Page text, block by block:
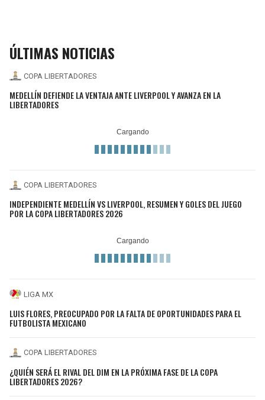
ÚLTIMAS NOTICIAS
COPA LIBERTADORES
MEDELLÍN DEFIENDE LA VENTAJA ANTE LIVERPOOL Y AVANZA EN LA
LIBERTADORES
COPA LIBERTADORES
INDEPENDIENTE MEDELLÍN VS LIVERPOOL, RESUMEN Y GOLES DEL JUEGO
POR LA COPA LIBERTADORES 2026
LIGA MX
LUIS FLORES, PREOCUPADO POR LA FALTA DE OPORTUNIDADES PARA EL
FUTBOLISTA MEXICANO
COPA LIBERTADORES
¿QUIÉN SERÁ EL RIVAL DEL DIM EN LA PRÓXIMA FASE DE LA COPA
LIBERTADORES 2026?